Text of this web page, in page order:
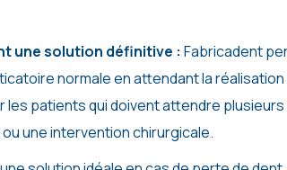
une solution définitive : Fabricadent
normale en attendant la réalisation
patients qui doivent attendre plusieurs
une intervention chirurgicale.